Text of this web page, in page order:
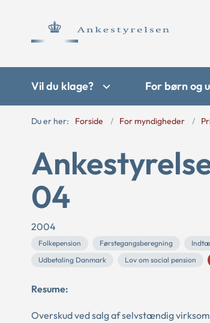
Vil du klage? For børn og
Du er her: Forside For myndigheder
04
2004
Folkepension Førstegangsberegning
Udbetaling Danmark
Lov om social pension
Resume:
Overskud ved salg af selvstændig